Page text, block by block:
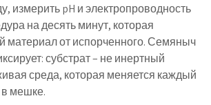
измерить pH и электропроводность
на десять минут, которая
материал от испорченного. Семяныч
субстрат – не инертный
среда, которая меняется каждый
мешке.